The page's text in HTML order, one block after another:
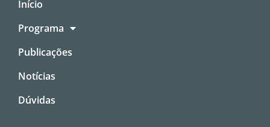
Início
Programa
Publicações
Notícias
Dúvidas